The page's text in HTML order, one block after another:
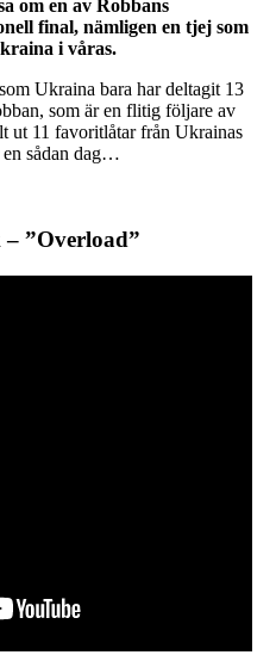
om en av Robbans
final, nämligen en tjej som
i våras.
Ukraina bara har deltagit 13
som är en flitig följare av
ut 11 favoritlåtar från Ukrainas
en sådan dag…
”Overload”